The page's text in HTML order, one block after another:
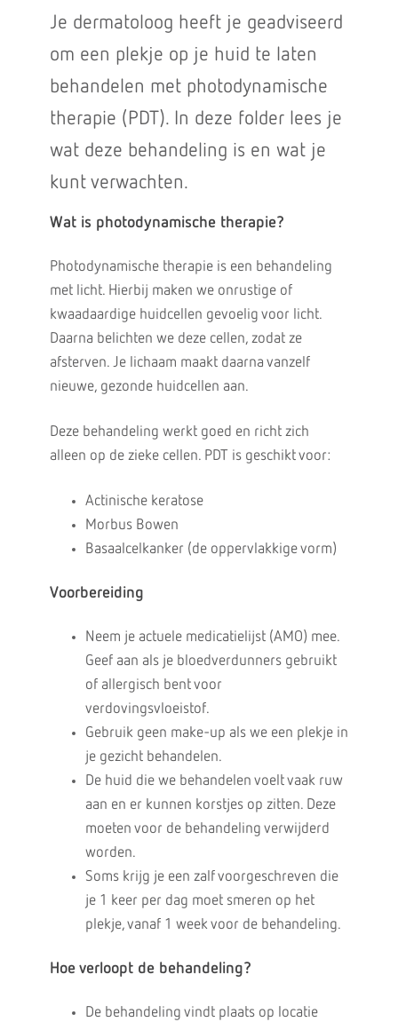
Je dermatoloog heeft je geadviseerd
om een plekje op je huid te laten
behandelen met photodynamische
therapie (PDT). In deze folder lees je
wat deze behandeling is en wat je
kunt verwachten.
Wat is photodynamische therapie?
Photodynamische therapie is een behandeling
met licht. Hierbij maken we onrustige of
kwaadaardige huidcellen gevoelig voor licht.
Daarna belichten we deze cellen, zodat ze
afsterven. Je lichaam maakt daarna vanzelf
nieuwe, gezonde huidcellen aan.
Deze behandeling werkt goed en richt zich
alleen op de zieke cellen. PDT is geschikt voor:
Actinische keratose
Morbus Bowen
Basaalcelkanker (de oppervlakkige vorm)
Voorbereiding
Neem je actuele medicatielijst (AMO) mee.
Geef aan als je bloedverdunners gebruikt
of allergisch bent voor
verdovingsvloeistof.
Gebruik geen make-up als we een plekje in
je gezicht behandelen.
De huid die we behandelen voelt vaak ruw
aan en er kunnen korstjes op zitten. Deze
moeten voor de behandeling verwijderd
worden.
Soms krijg je een zalf voorgeschreven die
je 1 keer per dag moet smeren op het
plekje, vanaf 1 week voor de behandeling.
Hoe verloopt de behandeling?
De behandeling vindt plaats op locatie